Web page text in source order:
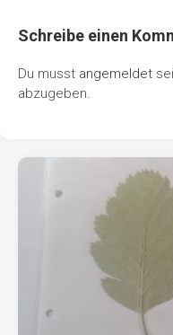
Schreibe einen
Du musst angemeldet
abzugeben.